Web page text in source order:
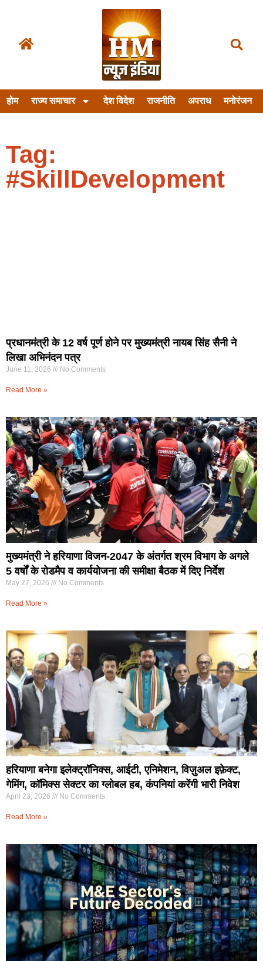
होम राज्य समाचार देश विदेश राजनीति अपराध मनोरंजन
Tag:
#SkillDevelopment
प्रधानमंत्री के 12 वर्ष पूर्ण होने पर मुख्यमंत्री नायब सिंह सैनी ने
लिखा अभिनंदन पत्र
June 11, 2026 No Comments
Read More »
मुख्यमंत्री ने हरियाणा विजन-2047 के अंतर्गत श्रम विभाग के अगले
5 वर्षों के रोडमैप व कार्ययोजना की समीक्षा बैठक में दिए निर्देश
May 27, 2026 No Comments
Read More »
हरियाणा बनेगा इलेक्ट्रॉनिक्स, आईटी, एनिमेशन, विज़ुअल इफ़ेक्ट,
गेमिंग, कॉमिक्स सेक्टर का ग्लोबल हब, कंपनियां करेंगी भारी निवेश
April 23, 2026 No Comments
Read More »